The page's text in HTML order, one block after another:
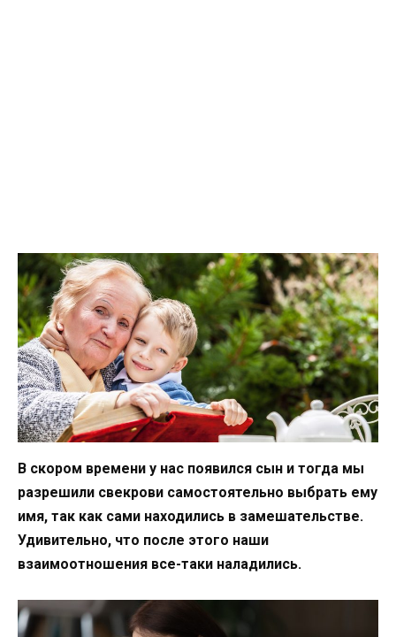
В скором времени у нас появился сын и тогда мы
разрешили свекрови самостоятельно выбрать ему
имя, так как сами находились в замешательстве.
Удивительно, что после этого наши
взаимоотношения все-таки наладились.